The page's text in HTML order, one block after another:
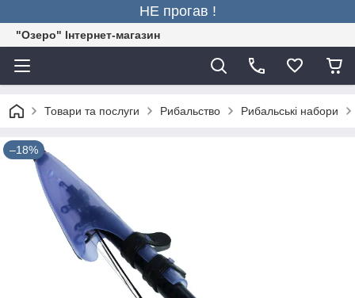
НЕ прогав !
"Озеро" Інтернет-магазин
Товари та послуги Рибальство Рибальські набори
–18%